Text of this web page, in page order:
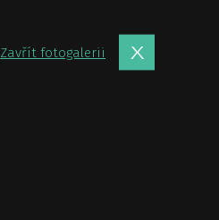
Zavřít fotogalerii